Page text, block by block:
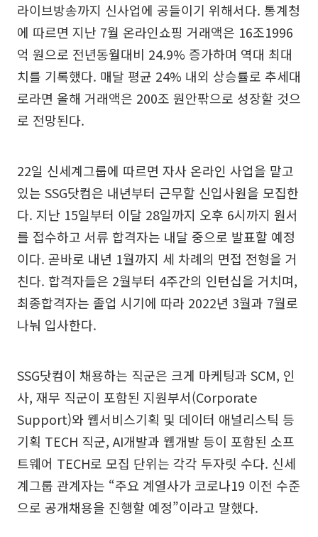
라이브방송까지 신사업에 공들이기 위해서다. 통계청
에 따르면 지난 7월 온라인쇼핑 거래액은 16조1996
억 원으로 전년동월대비 24.9% 증가하며 역대 최대
치를 기록했다. 매달 평균 24% 내외 상승률로 추세대
로라면 올해 거래액은 200조 원안팎으로 성장할 것으
로 전망된다.
22일 신세계그룹에 따르면 자사 온라인 사업을 맡고
있는 SSG닷컴은 내년부터 근무할 신입사원을 모집한
다. 지난 15일부터 이달 28일까지 오후 6시까지 원서
를 접수하고 서류 합격자는 내달 중으로 발표할 예정
이다. 곧바로 내년 1월까지 세 차례의 면접 전형을 거
친다. 합격자들은 2월부터 4주간의 인턴십을 거치며,
최종합격자는 졸업 시기에 따라 2022년 3월과 7월로
나눠 입사한다.
SSG닷컴이 채용하는 직군은 크게 마케팅과 SCM, 인
사, 재무 직군이 포함된 지원부서(Corporate
Support)와 웹서비스기획 및 데이터 애널리스틱 등
기획 TECH 직군, AI개발과 웹개발 등이 포함된 소프
트웨어 TECH로 모집 단위는 각각 두자릿 수다. 신세
계그룹 관계자는 “주요 계열사가 코로나19 이전 수준
으로 공개채용을 진행할 예정”이라고 말했다.